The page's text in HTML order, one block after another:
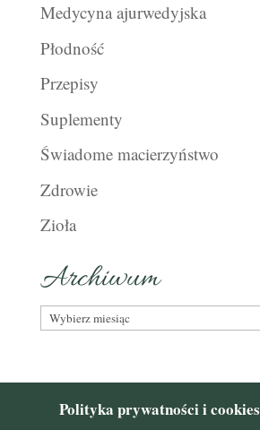
Medycyna ajurwedyjska
Płodność
Przepisy
Suplementy
Świadome macierzyństwo
Zdrowie
Zioła
Archiwum
Archiwum
Polityka prywatności i cookies